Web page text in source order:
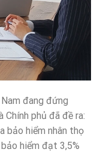
đang đứng
phủ đã đề ra:
bảo hiểm nhân thọ
hiểm đạt 3,5%